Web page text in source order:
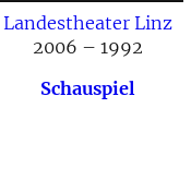
Landestheater Linz
2006 – 1992
Schauspiel